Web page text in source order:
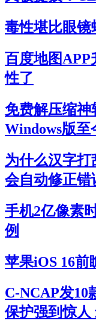
毒性堪比眼镜
百度地图APP
性了
免费解压缩神
Windows版至
为什么汉字
会自动修正错
手机2亿像素
例
苹果iOS 16前
C-NCAP发10
保护强到惊人